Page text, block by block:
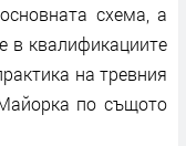
схема, а
в квалификациите
на тревния
по същото